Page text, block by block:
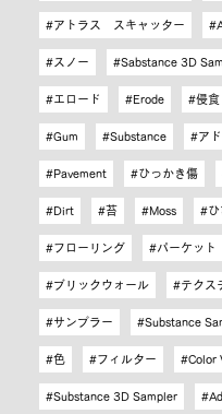
アトラス スキャッター
スノー Sabstance 3D
エロード Erode 侵食
Gum Substance ア
Pavement ひっかき傷
Dirt 苔 Moss ひ
フローリング パーケット
ブリックウォール テクス
サンプラー Substance
色 フィルター Color
Substance 3D Sampler